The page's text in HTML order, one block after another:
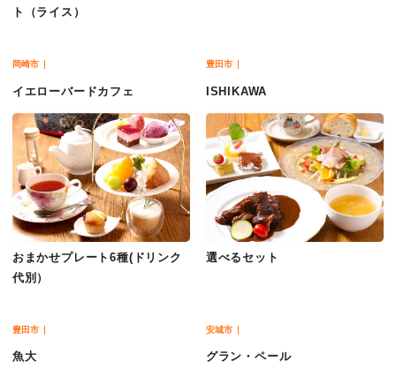
ト（ライス）
岡崎市
イエローバードカフェ
おまかせプレート6種(ドリンク
代別）
豊田市
ISHIKAWA
選べるセット
豊田市
魚大
安城市
グラン・ペール